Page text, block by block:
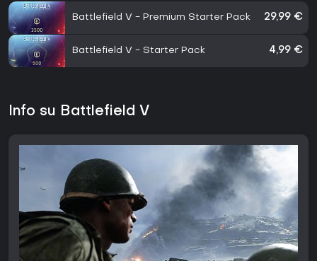
Battlefield V - Premium Starter Pack 29,99 €
Battlefield V - Starter Pack 4,99 €
Info su Battlefield V